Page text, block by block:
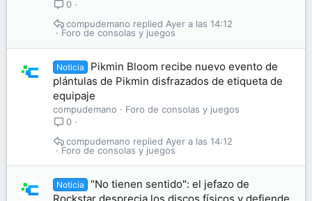
0
Foro de consolas y juegos
Ayer a las 14:12
compudemano
Noticia
Pikmin Bloom recibe nuevo evento de
plántulas de Pikmin disfrazados de etiqueta de
equipaje
compudemano
Foro de consolas y juegos
0
Foro de consolas y juegos
Ayer a las 14:12
compudemano
Noticia
"No tienen sentido": el jefazo de